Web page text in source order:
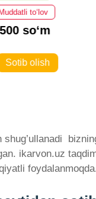
to‘lov
so‘m
Sotib olish
ikarvon.uz